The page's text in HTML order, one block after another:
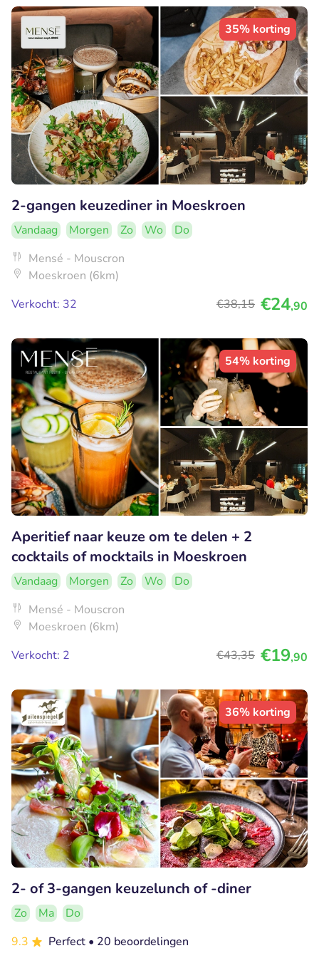
35% korting
2-gangen keuzediner in Moeskroen
Vandaag Morgen Zo Wo
Do
Mensé - Mouscron
Moeskroen (6km)
Verkocht: 32
€38,15 €24,90
54% korting
Aperitief naar keuze om te delen + 2
cocktails of mocktails in Moeskroen
Vandaag Morgen Zo Wo
Do
Mensé - Mouscron
Moeskroen (6km)
Verkocht: 2
€43,35 €19,90
36% korting
2- of 3-gangen keuzelunch of -diner
Zo Ma
Do
9.3
Perfect • 20 beoordelingen